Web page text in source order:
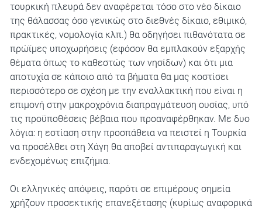
τουρκική πλευρά δεν αναφέρεται τόσο στο νέο δίκαιο
της θάλασσας όσο γενικώς στο διεθνές δίκαιο, εθιμικό,
πρακτικές, νομολογία κλπ.) θα οδηγήσει πιθανότατα σε
πρώϊμες υποχωρήσεις (εφόσον θα εμπλακούν εξαρχής
θέματα όπως το καθεστώς των νησίδων) και ότι μια
αποτυχία σε κάποιο από τα βήματα θα μας κοστίσει
περισσότερο σε σχέση με την εναλλακτική που είναι η
επιμονή στην μακροχρόνια διαπραγμάτευση ουσίας, υπό
τις προϋποθέσεις βέβαια που προαναφέρθηκαν. Με δυο
λόγια: η εστίαση στην προσπάθεια να πειστεί η Τουρκία
να προσέλθει στη Χάγη θα αποβεί αντιπαραγωγική και
ενδεχομένως επιζήμια.
Οι ελληνικές απόψεις, παρότι σε επιμέρους σημεία
χρήζουν προσεκτικής επανεξέτασης (κυρίως αναφορικά